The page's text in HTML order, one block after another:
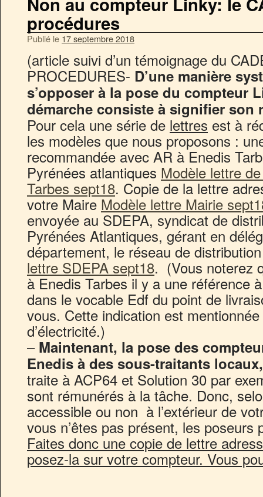
procédures
Publié le 17 septembre 2018
(article suivi d’un témoignage du
PROCEDURES- D’une manière
s’opposer à la pose du compteur
démarche consiste à signifier son
Pour cela une série de lettres est à
les modèles que nous proposons :
recommandée avec AR à Enedis
Pyrénées atlantiques Modèle lettre
Tarbes sept18. Copie de la lettre
votre Maire Modèle lettre Mairie
envoyée au SDEPA, syndicat de
Pyrénées Atlantiques, gérant en
département, le réseau de
lettre SDEPA sept18. (Vous noterez
à Enedis Tarbes il y a une référence
dans le vocable Edf du point de
vous. Cette indication est
d’électricité.)
–Maintenant, la pose des
Enedis à des sous-traitants locaux,
traite à ACP64 et Solution 30 par
sont rémunérés à la tâche. Donc,
accessible ou non à l’extérieur de
vous n’êtes pas présent, les poseurs
Faites donc une copie de lettre
posez-la sur votre compteur. Vous